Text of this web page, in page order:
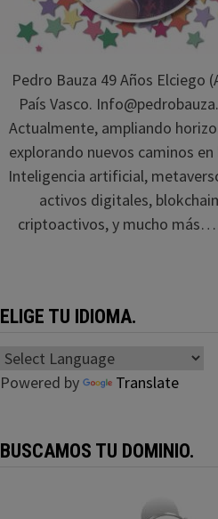
Pedro Bauza 49 Años Elciego
País Vasco.
Actualmente, ampliando
explorando nuevos caminos en
Inteligencia artificial,
activos digitales,
criptoactivos, y mucho
ELIGE TU IDIOMA.
Powered by Translate
BUSCAMOS TU DOMINIO.